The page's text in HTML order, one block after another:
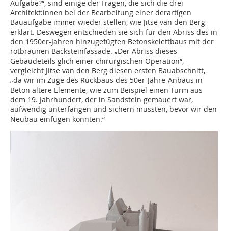
Aufgabe?“, sind einige der Fragen, die sich die drei
Architekt:innen bei der Bearbeitung einer derartigen
Bauaufgabe immer wieder stellen, wie Jitse van den Berg
erklärt. Deswegen entschieden sie sich für den Abriss des in
den 1950er-Jahren hinzugefügten Betonskelettbaus mit der
rotbraunen Backsteinfassade. „Der Abriss dieses
Gebäudeteils glich einer chirurgischen Operation“,
vergleicht Jitse van den Berg diesen ersten Bauabschnitt,
„da wir im Zuge des Rückbaus des 50er-Jahre-Anbaus in
Beton ältere Elemente, wie zum Beispiel einen Turm aus
dem 19. Jahrhundert, der in Sandstein gemauert war,
aufwendig unterfangen und ­sichern mussten, bevor wir den
Neubau einfügen konnten.“